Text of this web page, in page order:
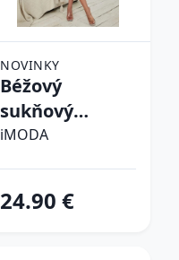
NOVINKY
Béžový
sukňový
komplet
iMODA
24.90 €